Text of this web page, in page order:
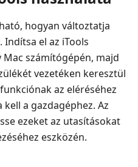
hogyan változtatja
Indítsa el az iTools
számítógépén, majd
vezetéken keresztül
az eléréséhez
a gazdagéphez. Az
ezeket az utasításokat
eszközén.